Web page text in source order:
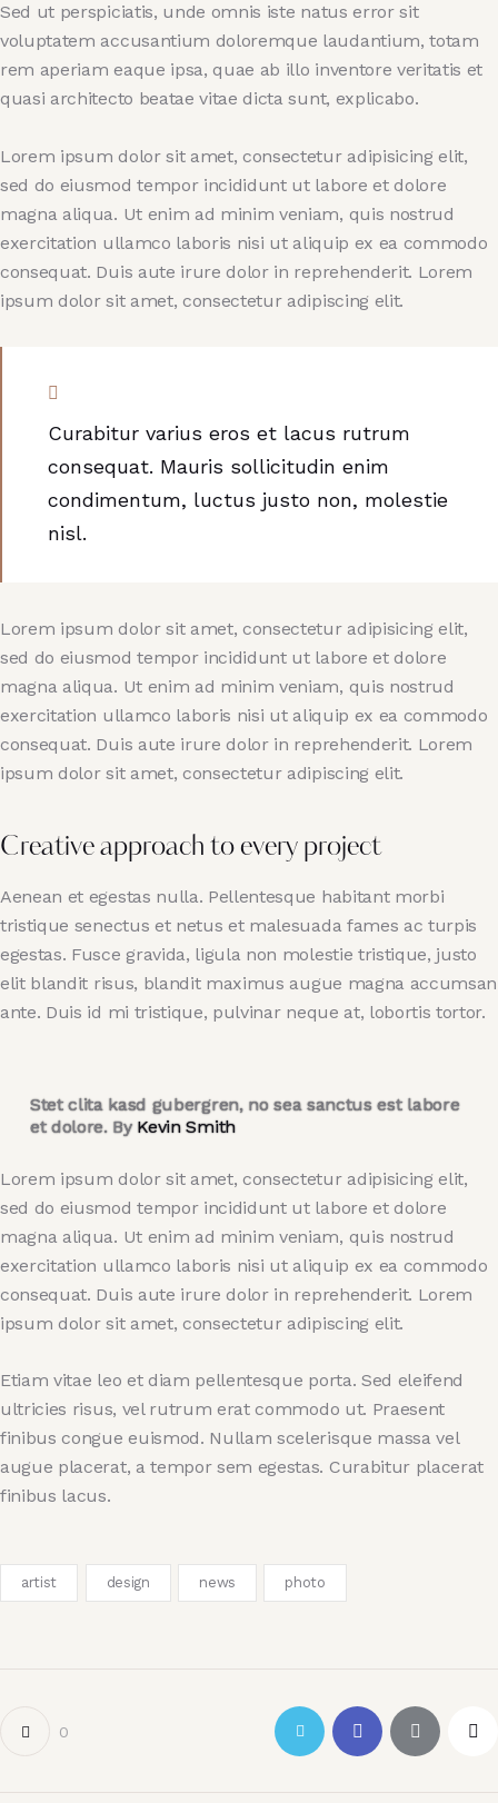
Sed ut perspiciatis, unde omnis iste natus error sit
voluptatem accusantium doloremque laudantium, totam
rem aperiam eaque ipsa, quae ab illo inventore veritatis et
quasi architecto beatae vitae dicta sunt, explicabo.
Lorem ipsum dolor sit amet, consectetur adipisicing elit,
sed do eiusmod tempor incididunt ut labore et dolore
magna aliqua. Ut enim ad minim veniam, quis nostrud
exercitation ullamco laboris nisi ut aliquip ex ea commodo
consequat. Duis aute irure dolor in reprehenderit. Lorem
ipsum dolor sit amet, consectetur adipiscing elit.
Curabitur varius eros et lacus rutrum
consequat. Mauris sollicitudin enim
condimentum, luctus justo non, molestie
nisl.
Lorem ipsum dolor sit amet, consectetur adipisicing elit,
sed do eiusmod tempor incididunt ut labore et dolore
magna aliqua. Ut enim ad minim veniam, quis nostrud
exercitation ullamco laboris nisi ut aliquip ex ea commodo
consequat. Duis aute irure dolor in reprehenderit. Lorem
ipsum dolor sit amet, consectetur adipiscing elit.
Creative approach to every project
Aenean et egestas nulla. Pellentesque habitant morbi
tristique senectus et netus et malesuada fames ac turpis
egestas. Fusce gravida, ligula non molestie tristique, justo
elit blandit risus, blandit maximus augue magna accumsan
ante. Duis id mi tristique, pulvinar neque at, lobortis tortor.
Stet clita kasd gubergren, no sea sanctus est labore
et dolore. By Kevin Smith
Lorem ipsum dolor sit amet, consectetur adipisicing elit,
sed do eiusmod tempor incididunt ut labore et dolore
magna aliqua. Ut enim ad minim veniam, quis nostrud
exercitation ullamco laboris nisi ut aliquip ex ea commodo
consequat. Duis aute irure dolor in reprehenderit. Lorem
ipsum dolor sit amet, consectetur adipiscing elit.
Etiam vitae leo et diam pellentesque porta. Sed eleifend
ultricies risus, vel rutrum erat commodo ut. Praesent
finibus congue euismod. Nullam scelerisque massa vel
augue placerat, a tempor sem egestas. Curabitur placerat
finibus lacus.
artist design news photo
0